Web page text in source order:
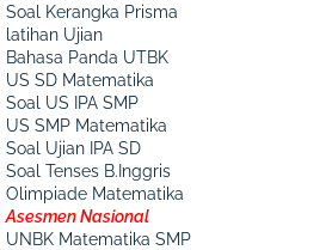
Soal Kerangka Prisma
latihan Ujian
Bahasa Panda UTBK
US SD Matematika
Soal US IPA SMP
US SMP Matematika
Soal Ujian IPA SD
Soal Tenses B.Inggris
Olimpiade Matematika
Asesmen Nasional
UNBK Matematika SMP